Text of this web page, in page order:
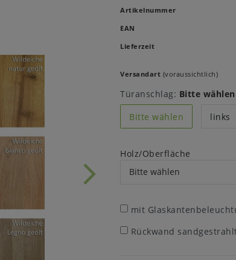
Artikelnummer
EAN
Lieferzeit
Versandart (voraussichtlich)
Türanschlag: Bitte wählen
Bitte wählen
links
Holz/Oberfläche
mit
Rückwand